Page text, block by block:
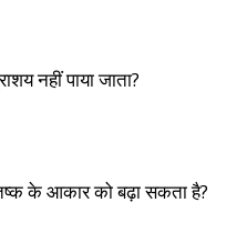
नहीं पाया जाता?
के आकार को बढ़ा सकता है?